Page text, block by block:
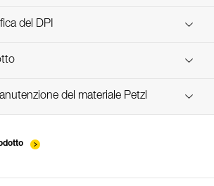
scopri ePPEcentre
del DPI
EPI-ABSORBICA-procedure-IT
EPI-ABSORBICA-suivi-IT
del materiale Petzl